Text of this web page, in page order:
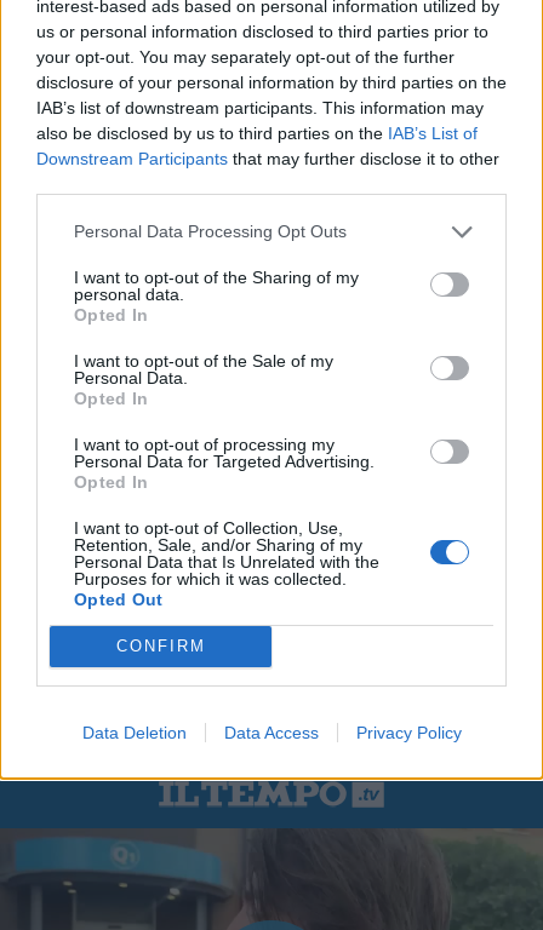
interest-based ads based on personal information utilized by
us or personal information disclosed to third parties prior to
your opt-out. You may separately opt-out of the further
disclosure of your personal information by third parties on the
IAB’s list of downstream participants. This information may
also be disclosed by us to third parties on the IAB’s List of
Downstream Participants that may further disclose it to other
Personal Data Processing Opt Outs
I want to opt-out of the Sharing of my
personal data.
Opted In
I want to opt-out of the Sale of my
Personal Data.
Opted In
I want to opt-out of processing my
Personal Data for Targeted Advertising.
Opted In
I want to opt-out of Collection, Use,
Retention, Sale, and/or Sharing of my
Personal Data that Is Unrelated with the
Purposes for which it was collected.
Opted Out
CONFIRM
Data Deletion Data Access Privacy Policy